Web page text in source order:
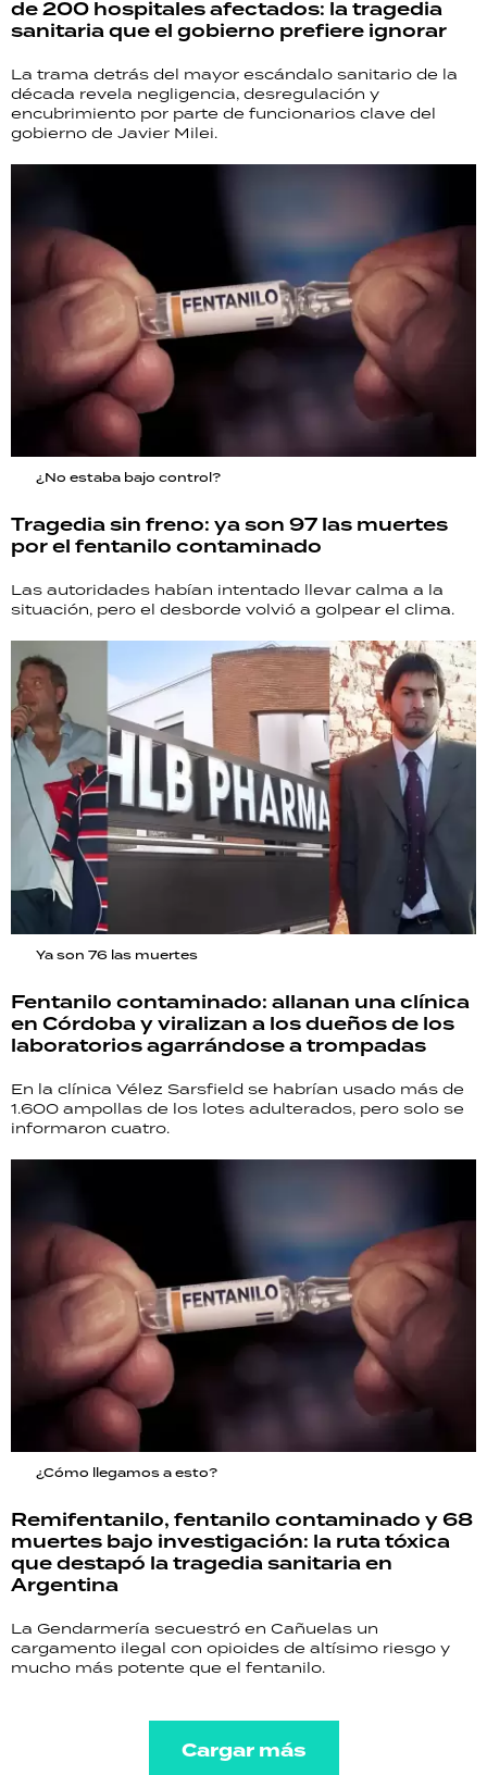
de 200 hospitales afectados: la tragedia
sanitaria que el gobierno prefiere ignorar
La trama detrás del mayor escándalo sanitario de la
década revela negligencia, desregulación y
encubrimiento por parte de funcionarios clave del
gobierno de Javier Milei.
¿No estaba bajo control?
Tragedia sin freno: ya son 97 las muertes
por el fentanilo contaminado
Las autoridades habían intentado llevar calma a la
situación, pero el desborde volvió a golpear el clima.
Ya son 76 las muertes
Fentanilo contaminado: allanan una clínica
en Córdoba y viralizan a los dueños de los
laboratorios agarrándose a trompadas
En la clínica Vélez Sarsfield se habrían usado más de
1.600 ampollas de los lotes adulterados, pero solo se
informaron cuatro.
¿Cómo llegamos a esto?
Remifentanilo, fentanilo contaminado y 68
muertes bajo investigación: la ruta tóxica
que destapó la tragedia sanitaria en
Argentina
La Gendarmería secuestró en Cañuelas un
cargamento ilegal con opioides de altísimo riesgo y
mucho más potente que el fentanilo.
Cargar más